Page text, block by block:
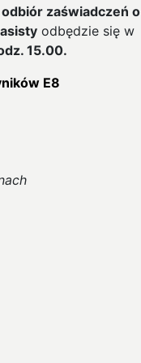
odbiór zaświadczeń o
odbędzie się w
15.00.
E8